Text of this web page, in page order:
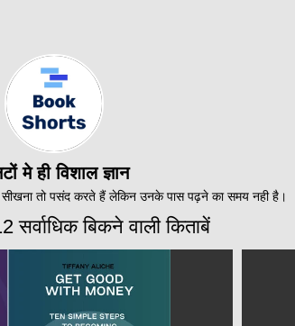
मे ही विशाल ज्ञान
सीखना तो पसंद करते हैं लेकिन उनके पास पढ़ने का समय नही है।
सर्वाधिक बिकने वाली किताबें